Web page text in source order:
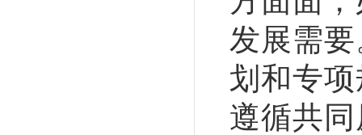
发展需
划和专
遵循共